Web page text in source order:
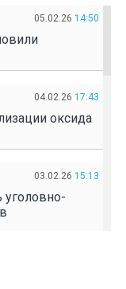
05.02.26 14:50
04.02.26 17:43
оксида
03.02.26 15:13
уголовно-